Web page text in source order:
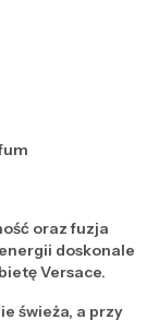
oraz fuzja
doskonale
Versace.
świeża, a przy